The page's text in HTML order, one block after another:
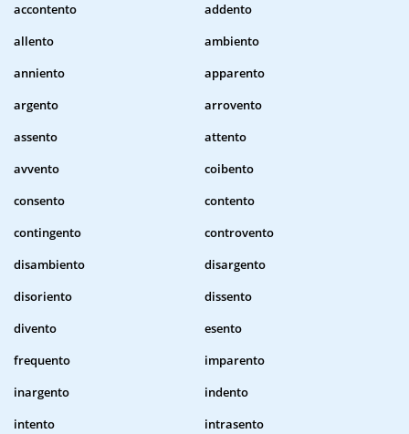
accontento
addento
allento
ambiento
anniento
apparento
argento
arrovento
assento
attento
avvento
coibento
consento
contento
contingento
controvento
disambiento
disargento
disoriento
dissento
divento
esento
frequento
imparento
inargento
indento
intento
intrasento